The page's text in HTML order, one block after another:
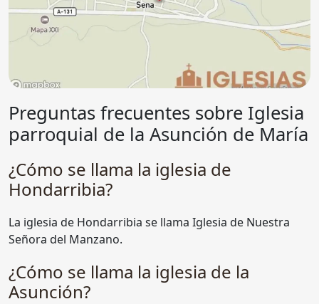
Preguntas frecuentes sobre Iglesia
parroquial de la Asunción de María
¿Cómo se llama la iglesia de
Hondarribia?
La iglesia de Hondarribia se llama Iglesia de Nuestra
Señora del Manzano.
¿Cómo se llama la iglesia de la
Asunción?